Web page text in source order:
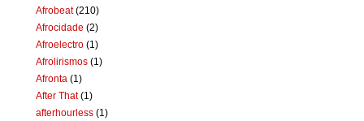
Afrobeat (210)
Afrocidade (2)
Afroelectro (1)
Afrolirismos (1)
Afronta (1)
After That (1)
afterhourless (1)